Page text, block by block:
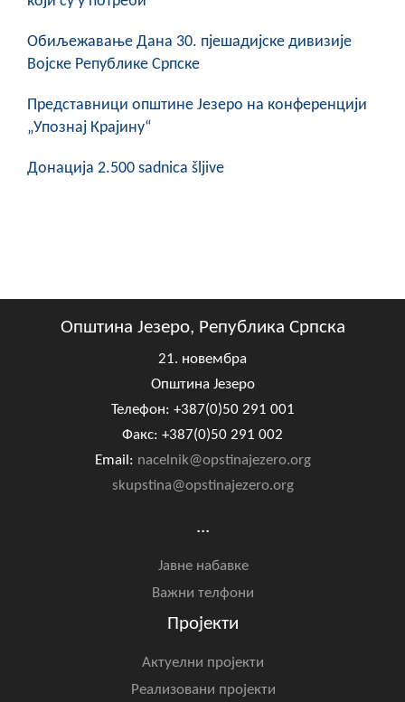
Пољопривреда
Туризам
Обиљежавање Данa 30. пјешадијске дивизије
Војске Републике Српске
Представници општине Језеро на конференцији
„Упознај Крајину“
Донација 2.500 sadnica šljive
Општина Језеро, Република Српска
21. новембра
Општина Језеро
Телефон: +387(0)50 291 001
Факс: +387(0)50 291 002
Email: nacelnik@opstinajezero.org
skupstina@opstinajezero.org
...
Јавне набавке
Важни телфони
Пројекти
Актуелни пројекти
Реализовани пројекти